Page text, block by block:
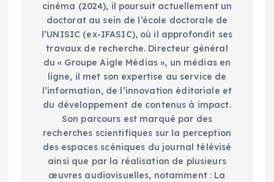
cinéma (2024), il poursuit actuellement un
doctorat au sein de l’école doctorale de
l’UNISIC (ex-IFASIC), où il approfondit ses
travaux de recherche. Directeur général
du « Groupe Aigle Médias », un médias en
ligne, il met son expertise au service de
l’information, de l’innovation éditoriale et
du développement de contenus à impact.
Son parcours est marqué par des
recherches scientifiques sur la perception
des espaces scéniques du journal télévisé
ainsi que par la réalisation de plusieurs
œuvres audiovisuelles, notamment : La